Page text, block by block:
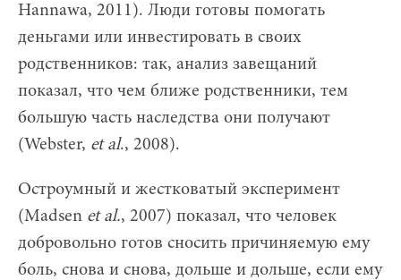
Hannawa, 2011). Люди готовы помогать
деньгами или инвестировать в своих
родственников: так, анализ завещаний
показал, что чем ближе родственники, тем
большую часть наследства они получают
(Webster, et al., 2008).
Остроумный и жестковатый эксперимент
(Madsen et al., 2007) показал, что человек
добровольно готов сносить причиняемую ему
боль, снова и снова, дольше и дольше, если ему